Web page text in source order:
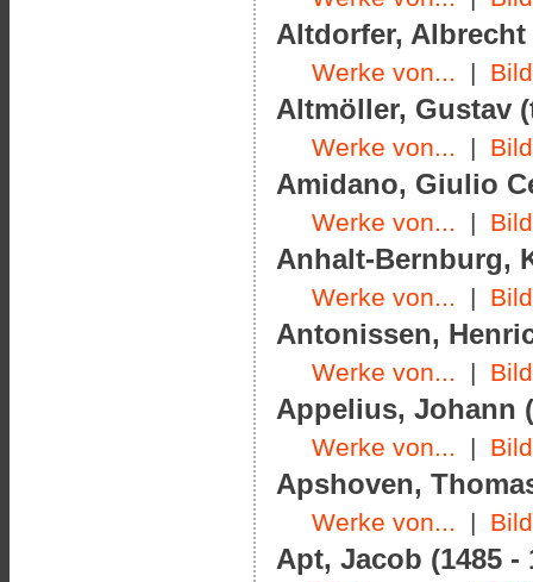
Altdorfer, Albrecht
Werke von... |
Altmöller, Gustav
Werke von... |
Amidano, Giulio
Werke von... |
Anhalt-Bernburg,
Werke von... |
Antonissen,
Werke von... |
Appelius, Johann
Werke von... |
Apshoven,
Werke von... |
Apt, Jacob (1485 -